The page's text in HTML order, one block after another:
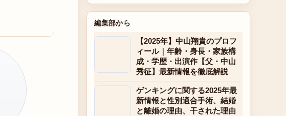
編集部から
【2025年】中山翔貴のプロフ
ィール｜年齢・身長・家族構
成・学歴・出演作【父・中山
秀征】最新情報を徹底解説
ゲンキングに関する2025年最
新情報と性別適合手術、結婚
と離婚の理由、干された理由